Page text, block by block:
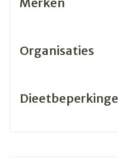
Organisaties